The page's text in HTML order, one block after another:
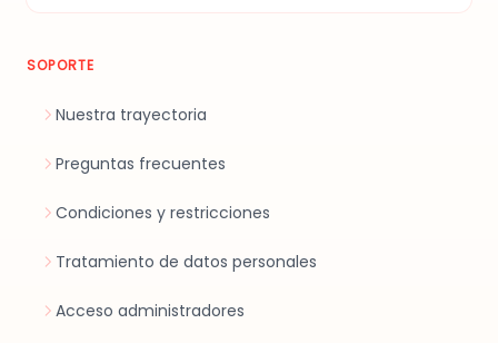
SOPORTE
Nuestra trayectoria
Preguntas frecuentes
Condiciones y restricciones
Tratamiento de datos personales
Acceso administradores